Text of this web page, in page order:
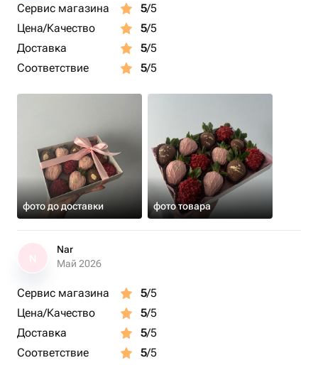
Сервис магазина 5/5
Цена/Качество
5/5
Доставка
5/5
Соответствие
5/5
фото до доставки фото товара
Nar
Май 2026
Сервис магазина 5/5
Цена/Качество
5/5
Доставка
5/5
Соответствие
5/5